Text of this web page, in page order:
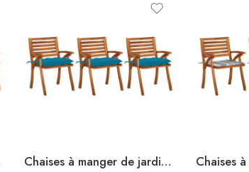
Chaises à manger de jardin avec coussins lot de 3 Acacia massif